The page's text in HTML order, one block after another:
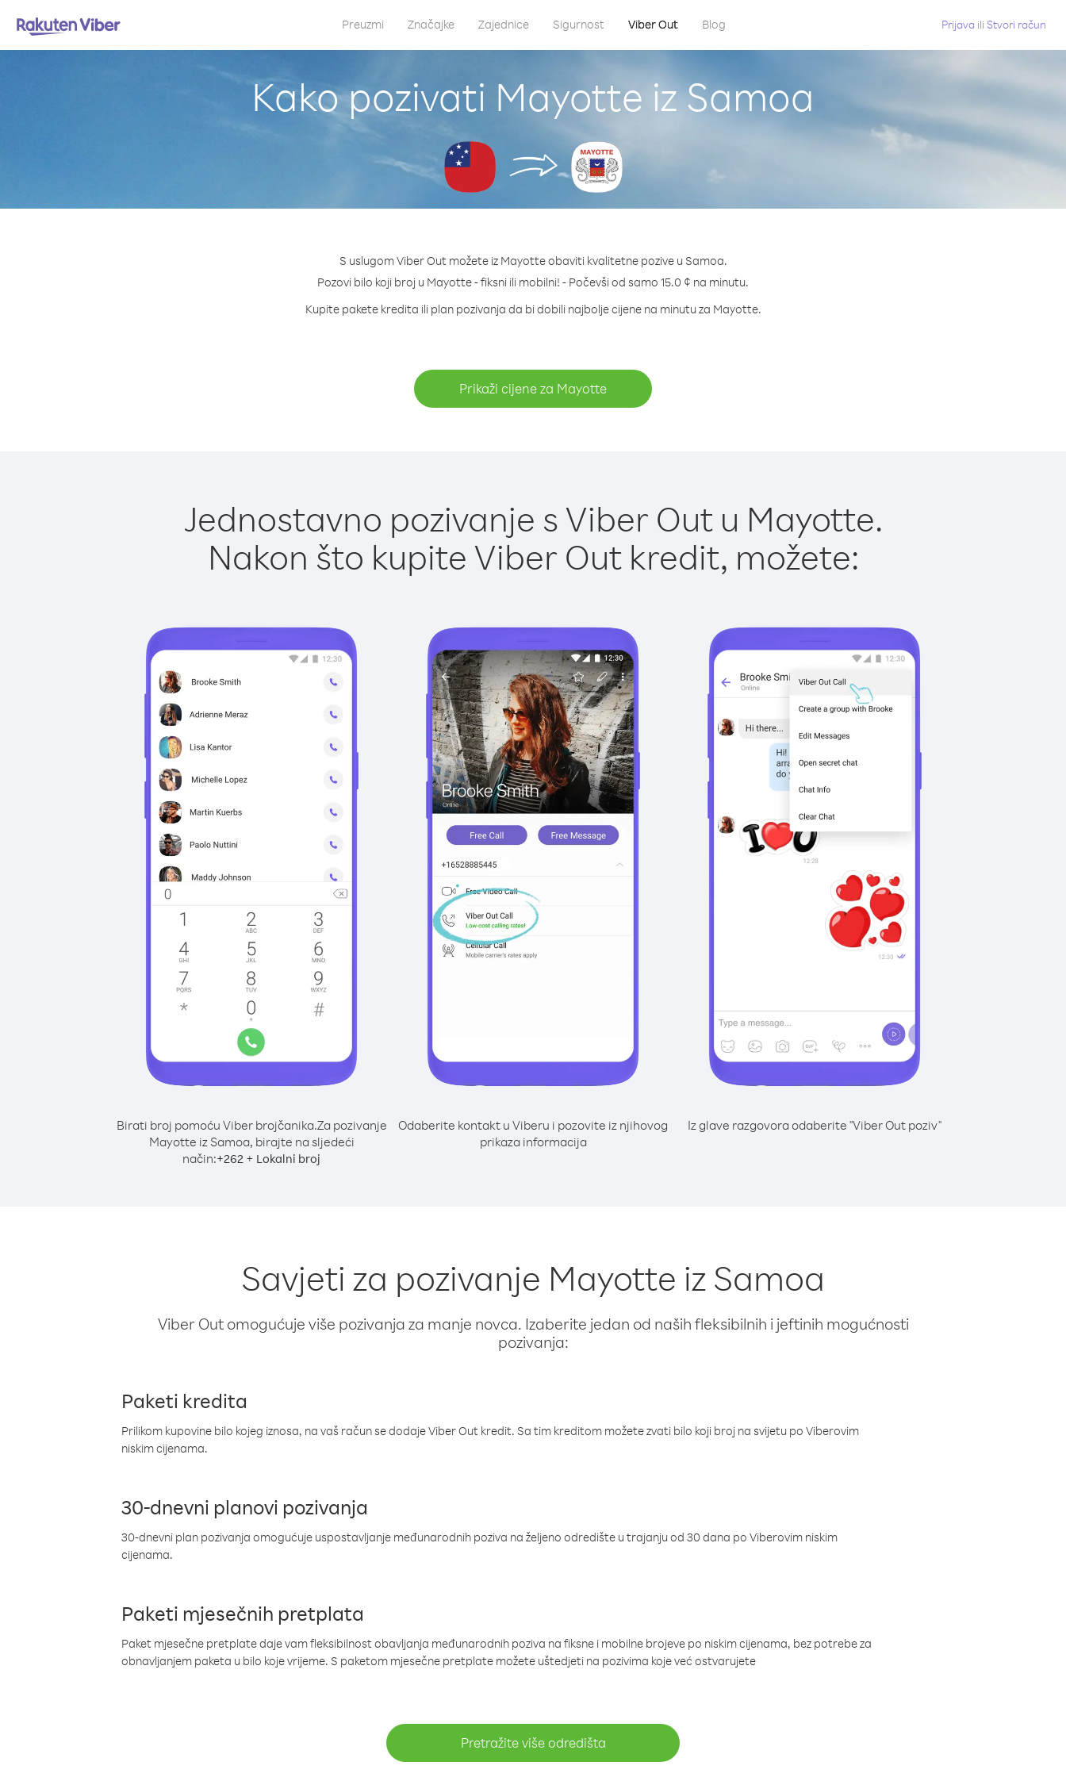
Preuzmi Značajke Zajednice Sigurnost Viber Out Blog Prijava ili Stvori račun
Kako pozivati Mayotte iz Samoa
S uslugom Viber Out možete iz Mayotte obaviti kvalitetne pozive u Samoa.
Pozovi bilo koji broj u Mayotte - fiksni ili mobilni! - Počevši od samo 15.0 ¢ na minutu.
Kupite pakete kredita ili plan pozivanja da bi dobili najbolje cijene na minutu za Mayotte.
Prikaži cijene za Mayotte
Jednostavno pozivanje s Viber Out u Mayotte.
Nakon što kupite Viber Out kredit, možete:
Birati broj pomoću Viber brojčanika.Za pozivanje
Mayotte iz Samoa, birajte na sljedeći
način:+262 + Lokalni broj
Odaberite kontakt u Viberu i pozovite iz njihovog
prikaza informacija
Iz glave razgovora odaberite "Viber Out poziv"
Savjeti za pozivanje Mayotte iz Samoa
Viber Out omogućuje više pozivanja za manje novca. Izaberite jedan od naših fleksibilnih i jeftinih mogućnosti
pozivanja:
Paketi kredita
Prilikom kupovine bilo kojeg iznosa, na vaš račun se dodaje Viber Out kredit. Sa tim kreditom možete zvati bilo koji broj na svijetu po Viberovim
niskim cijenama.
30-dnevni planovi pozivanja
30-dnevni plan pozivanja omogućuje uspostavljanje međunarodnih poziva na željeno odredište u trajanju od 30 dana po Viberovim niskim
cijenama.
Paketi mjesečnih pretplata
Paket mjesečne pretplate daje vam fleksibilnost obavljanja međunarodnih poziva na fiksne i mobilne brojeve po niskim cijenama, bez potrebe za
obnavljanjem paketa u bilo koje vrijeme. S paketom mjesečne pretplate možete uštedjeti na pozivima koje već ostvarujete
Pretražite više odredišta